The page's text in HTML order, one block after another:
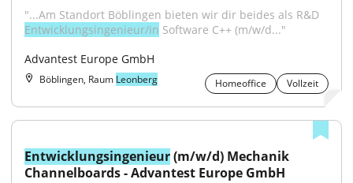
Entwicklungsingenieur/in Software C++ (m/w/d..."
Advantest Europe GmbH
Böblingen, Raum Leonberg Homeoffice Vollzeit
Entwicklungsingenieur (m/w/d) Mechanik
Channelboards - Advantest Europe GmbH